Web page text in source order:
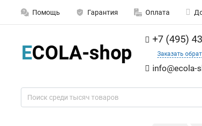
Помощь Гарантия Оплата
+7 (495)
Заказать
info@ecola-